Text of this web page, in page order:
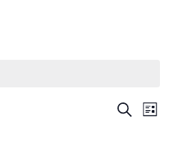
Eventi
Cerca Lista